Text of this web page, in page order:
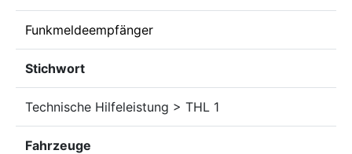
Funkmeldeempfänger
Stichwort
Technische Hilfeleistung > THL 1
Fahrzeuge